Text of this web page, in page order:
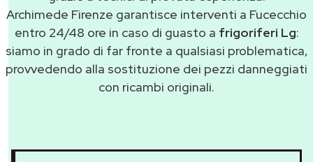
Archimede Firenze garantisce interventi a Fucecchio
entro 24/48 ore in caso di guasto a frigoriferi Lg:
siamo in grado di far fronte a qualsiasi problematica,
provvedendo alla sostituzione dei pezzi danneggiati
con ricambi originali.